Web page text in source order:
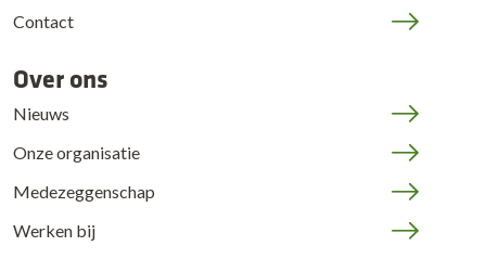
Contact
Over ons
Nieuws
Onze organisatie
Medezeggenschap
Werken bij